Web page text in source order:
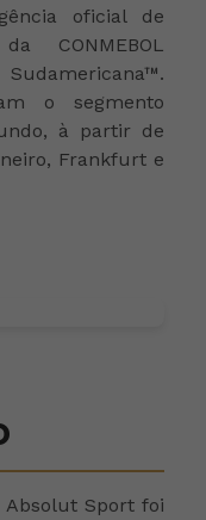
oficial de
CONMEBOL
o segmento
à partir de
Frankfurt e
Absolut Sport foi